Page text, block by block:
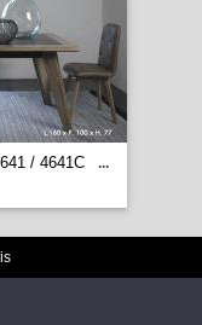
/ 4641C
...